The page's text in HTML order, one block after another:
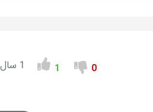
0
1 1 سال پیش